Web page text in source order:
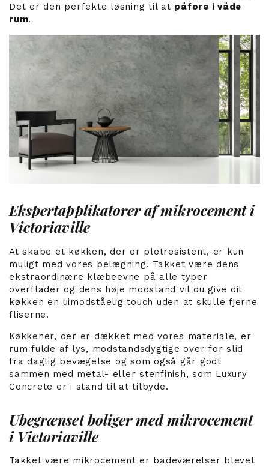
Det er den perfekte løsning til at påføre i våde
rum.
Ekspertapplikatorer af mikrocement i
Victoriaville
At skabe et køkken, der er pletresistent, er kun
muligt med vores belægning. Takket være dens
ekstraordinære klæbeevne på alle typer
overflader og dens høje modstand vil du give dit
køkken en uimodståelig touch uden at skulle fjerne
fliserne.
Køkkener, der er dækket med vores materiale, er
rum fulde af lys, modstandsdygtige over for slid
fra daglig bevægelse og som også går godt
sammen med metal- eller stenfinish, som Luxury
Concrete er i stand til at tilbyde.
Ubegrænset boliger med mikrocement
i Victoriaville
Takket være mikrocement er badeværelser blevet